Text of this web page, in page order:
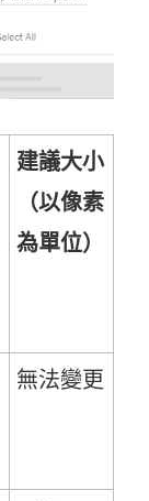
建議大小
（以像素
為單位）
無法變更